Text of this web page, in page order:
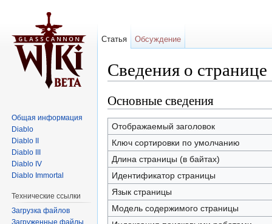
Сведения о
Основные сведения
Отображаемый заголовок
Ключ сортировки по умолчанию
Длина страницы (в байтах)
Идентификатор страницы
Язык страницы
Модель содержимого страницы
Статья Обсуждение
Общая информация
Diablo
Diablo II
Diablo III
Diablo IV
Diablo Immortal
Технические ссылки
Загрузка файлов
Загруженные файлы